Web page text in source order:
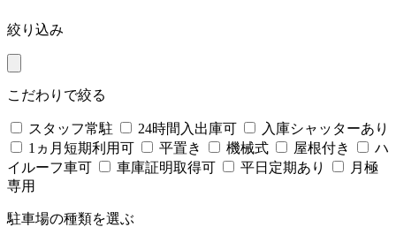
絞り込み
こだわりで絞る
スタッフ常駐 24時間入出庫可
入庫シャッターあり
1ヵ月短期利用可
平置き 機械式 屋根付き
ハ
イルーフ車可
車庫証明取得可 平日定期あり
月極
専用
駐車場の種類を選ぶ